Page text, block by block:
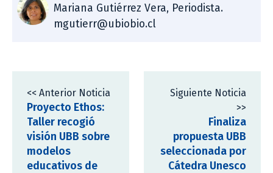
Mariana Gutiérrez Vera, Periodista.
mgutierr@ubiobio.cl
<< Anterior Noticia
Proyecto Ethos:
Taller recogió
visión UBB sobre
modelos
educativos de
Siguiente Noticia
>>
Finaliza
propuesta UBB
seleccionada por
Cátedra Unesco